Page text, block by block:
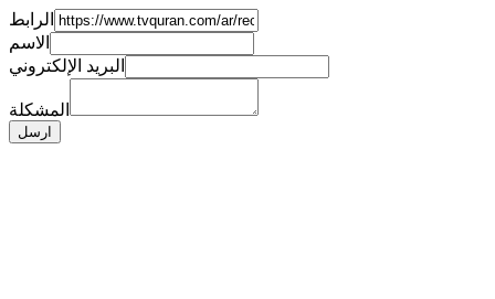
الرابط
الاسم
البريد الإلكتروني
المشكلة
ارسل